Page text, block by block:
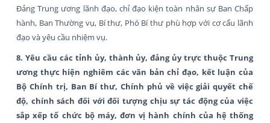
Đảng Trung ương lãnh đạo, chỉ đạo kiện toàn nhân sự Ban Chấp
hành, Ban Thường vụ, Bí thư, Phó Bí thư phù hợp với cơ cấu lãnh
đạo và yêu cầu nhiệm vụ.
8. Yêu cầu các tỉnh ủy, thành ủy, đảng ủy trực thuộc Trung
ương thực hiện nghiêm các văn bản chỉ đạo, kết luận của
Bộ Chính trị, Ban Bí thư, Chính phủ về việc giải quyết chế
độ, chính sách đối với đối tượng chịu sự tác động của việc
sắp xếp tổ chức bộ máy, đơn vị hành chính của hệ thống